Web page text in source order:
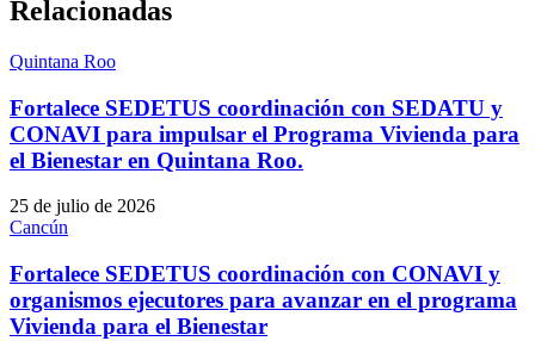
Relacionadas
Quintana Roo
Fortalece SEDETUS coordinación con SEDATU y
CONAVI para impulsar el Programa Vivienda para
el Bienestar en Quintana Roo.
25 de julio de 2026
Cancún
Fortalece SEDETUS coordinación con CONAVI y
organismos ejecutores para avanzar en el programa
Vivienda para el Bienestar